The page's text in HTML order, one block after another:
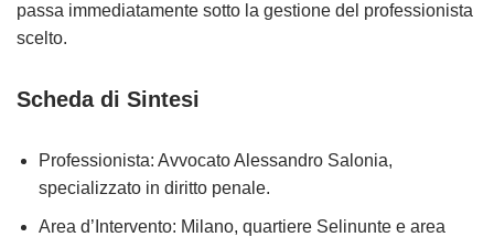
passa immediatamente sotto la gestione del professionista
scelto.
Scheda di Sintesi
Professionista: Avvocato Alessandro Salonia,
specializzato in diritto penale.
Area d’Intervento: Milano, quartiere Selinunte e area